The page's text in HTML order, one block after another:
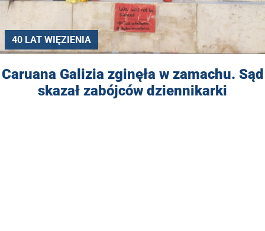
40 LAT WIĘZIENIA
Caruana Galizia zginęła w zamachu. Sąd
skazał zabójców dziennikarki